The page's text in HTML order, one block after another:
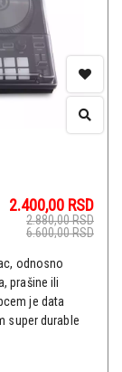
2.400,00 RSD
2.880,00RSD
6.600,00RSD
odnosno
prašine ili
je data
super durable